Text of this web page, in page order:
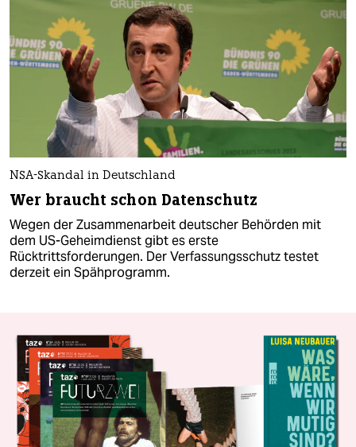
NSA-Skandal in Deutschland
Wer braucht schon Datenschutz
Wegen der Zusammenarbeit deutscher Behörden mit
dem US-Geheimdienst gibt es erste
Rücktrittsforderungen. Der Verfassungsschutz testet
derzeit ein Spähprogramm.